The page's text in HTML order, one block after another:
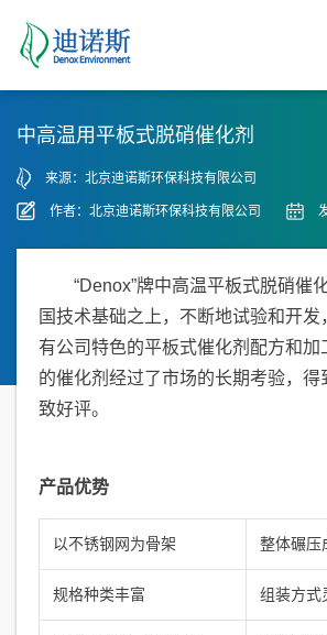
中高温用平板式脱硝催化剂
来源：北京迪诺斯环保科技有限公司
作者：北京迪诺斯环保科技有限公司
“Denox”牌中高温平板式脱硝催
国技术基础之上，不断地试验和开
有公司特色的平板式催化剂配方和加
的催化剂经过了市场的长期考验，得
致好评。
产品优势
以不锈钢网为骨架 整体碾压
规格种类丰富 组装方式